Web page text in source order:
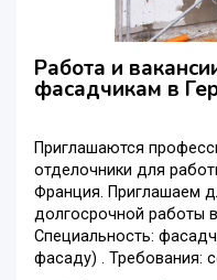
Работа и
фасадчикам в
Приглашаются
отделочники для
Франция. Приглашаем
долгосрочной работы
Специальность:
фасаду) . Требования: